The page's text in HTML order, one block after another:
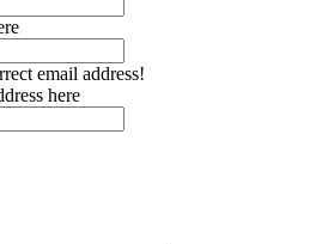
email address!
here